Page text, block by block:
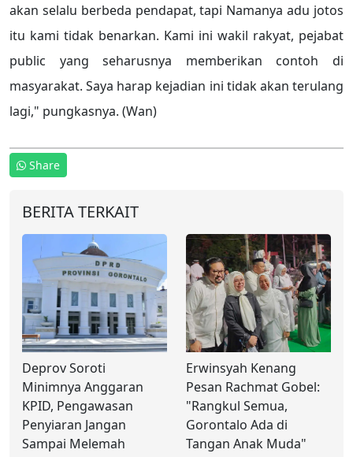
akan selalu berbeda pendapat, tapi Namanya adu jotos
itu kami tidak benarkan. Kami ini wakil rakyat, pejabat
public yang seharusnya memberikan contoh di
masyarakat. Saya harap kejadian ini tidak akan terulang
lagi," pungkasnya. (Wan)
Share
BERITA TERKAIT
Deprov Soroti
Minimnya Anggaran
KPID, Pengawasan
Penyiaran Jangan
Sampai Melemah
Erwinsyah Kenang
Pesan Rachmat Gobel:
"Rangkul Semua,
Gorontalo Ada di
Tangan Anak Muda"